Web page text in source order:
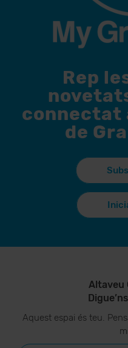
Rep
de
Altaveu
Aquest espai és teu.